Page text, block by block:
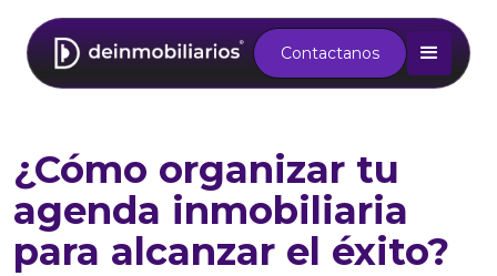
¿Cómo organizar tu
agenda inmobiliaria
para alcanzar el éxito?
Contactanos